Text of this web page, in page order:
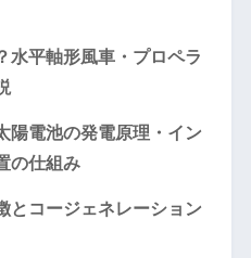
水平軸形風車・プロペラ
陽電池の発電原理・イン
の仕組み
とコージェネレーション